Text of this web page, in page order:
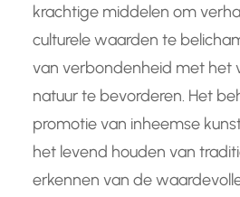
krachtige middelen om
culturele waarden te
van verbondenheid met het
natuur te bevorderen. Het
promotie van inheemse
het levend houden van
erkennen van de